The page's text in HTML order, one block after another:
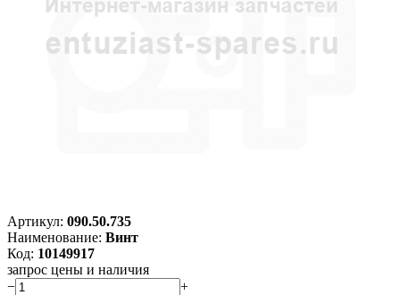
Артикул: 090.50.735
Наименование: Винт
Код: 10149917
запрос цены и наличия
−
+